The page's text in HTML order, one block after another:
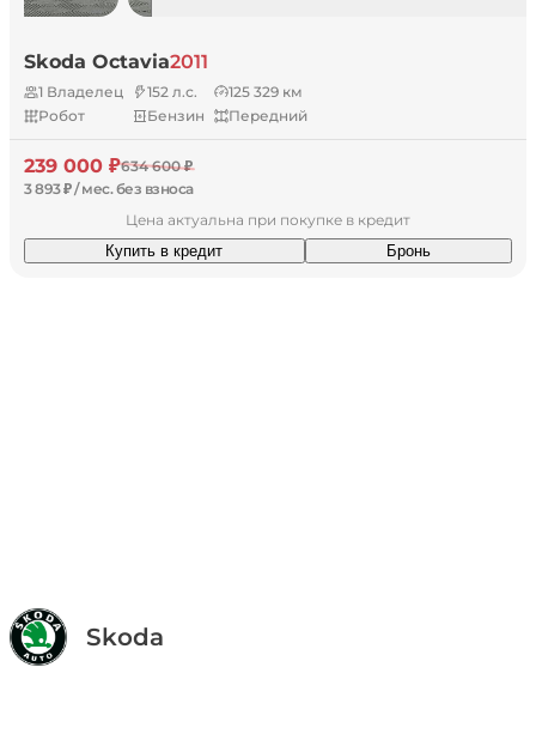
Skoda Octavia2011
1 Владелец 152 л.с.
125 329 км
Робот
Бензин Передний
239 000 ₽634 600 ₽
3 893 ₽ / мес. без взноса
Цена актуальна при покупке в кредит
Купить в кредит
Бронь
Skoda